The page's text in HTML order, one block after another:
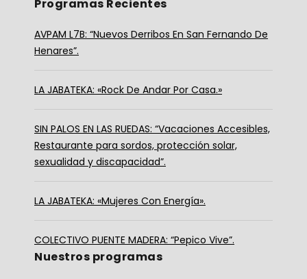
Programas Recientes
AVPAM L7B: “Nuevos Derribos En San Fernando De
Henares”.
LA JABATEKA: «Rock De Andar Por Casa.»
SIN PALOS EN LAS RUEDAS: “Vacaciones Accesibles,
Restaurante para sordos, protección solar,
sexualidad y discapacidad”.
LA JABATEKA: «Mujeres Con Energía».
COLECTIVO PUENTE MADERA: “Pepico Vive”.
Nuestros programas